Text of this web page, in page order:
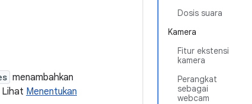
Dosis suara
Kamera
Fitur ekstensi
kamera
Perangkat
sebagai
webcam
menambahkan
Lihat Menentukan